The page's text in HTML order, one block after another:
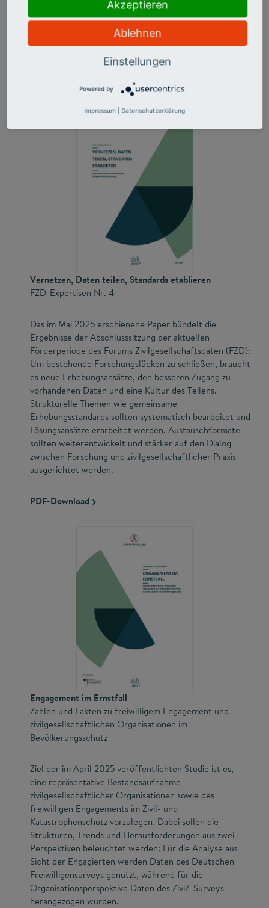
Mehrwerten des Engagements wird das Engagement für
demokratische Werte vertiefend betrachtet.
Mehr Info & Download
Vernetzen, Daten teilen, Standards etablieren
FZD-Expertisen Nr. 4
Das im Mai 2025 erschienene Paper bündelt die
Ergebnisse der Abschlusssitzung der aktuellen
Förderperiode des Forums Zivilgesellschaftsdaten (FZD):
Um bestehende Forschungslücken zu schließen, braucht
es neue Erhebungsansätze, den besseren Zugang zu
vorhandenen Daten und eine Kultur des Teilens.
Strukturelle Themen wie gemeinsame
Erhebungsstandards sollten systematisch bearbeitet und
Lösungsansätze erarbeitet werden. Austauschformate
sollten weiterentwickelt und stärker auf den Dialog
zwischen Forschung und zivilgesellschaftlicher Praxis
ausgerichtet werden.
PDF-Download
Engagement im Ernstfall
Zahlen und Fakten zu freiwilligem Engagement und
zivilgesellschaftlichen Organisationen im
Bevölkerungsschutz
Ziel der im April 2025 veröffentlichten Studie ist es,
eine repräsentative Bestandsaufnahme
zivilgesellschaftlicher Organisationen sowie des
freiwilligen Engagements im Zivil- und
Katastrophenschutz vorzulegen. Dabei sollen die
Strukturen, Trends und Herausforderungen aus zwei
Perspektiven beleuchtet werden: Für die Analyse aus
Sicht der Engagierten werden Daten des Deutschen
Freiwilligensurveys genutzt, während für die
Organisationsperspektive Daten des ZiviZ-Surveys
herangezogen wurden.
Akzeptieren
Ablehnen
Einstellungen
Powered by
Impressum Datenschutzerklärung